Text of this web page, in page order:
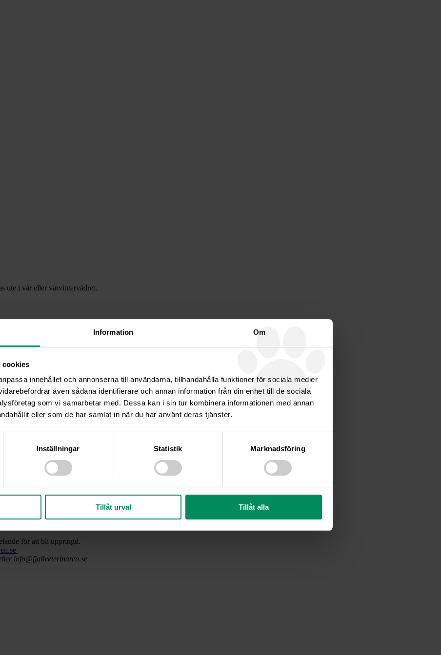
Information Om
cookies
innehållet och annonserna till användarna, tillhandahålla funktioner för sociala medier
även sådana identifierare och annan information från din enhet till de sociala
som vi samarbetar med. Dessa kan i sin tur kombinera informationen med annan
eller som de har samlat in när du har använt deras tjänster.
Inställningar Statistik Marknadsföring
Tillåt urval Tillåt alla
ute i vår eller vårvintervädret.
för att bli uppringd.
info@fjallveterinaren.se